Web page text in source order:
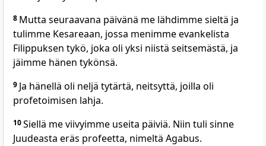
8 Mutta seuraavana päivänä me lähdimme sieltä ja
tulimme Kesareaan, jossa menimme evankelista
Filippuksen tykö, joka oli yksi niistä seitsemästä, ja
jäimme hänen tykönsä.
9 Ja hänellä oli neljä tytärtä, neitsyttä, joilla oli
profetoimisen lahja.
10Siellä me viivyimme useita päiviä. Niin tuli sinne
Juudeasta eräs profeetta, nimeltä Agabus.